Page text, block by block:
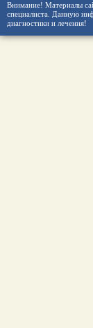
Внимание! Материалы
специалиста. Данную
диагностики и лечения!